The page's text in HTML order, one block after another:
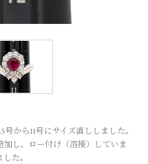
から11号にサイズ直ししました。
し、ロー付け（溶接）していま
た。